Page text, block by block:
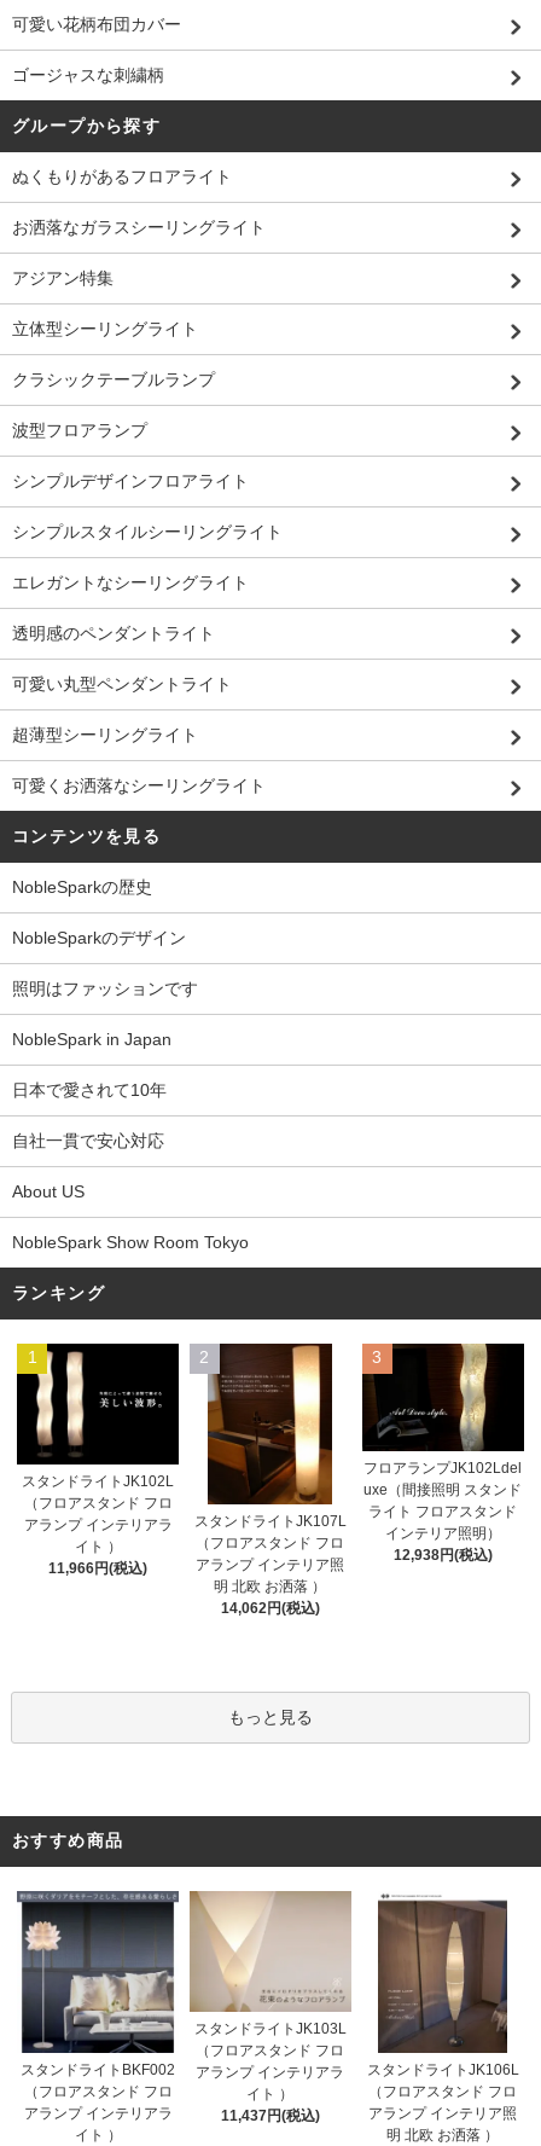
可愛い花柄布団カバー
ゴージャスな刺繍柄
グループから探す
ぬくもりがあるフロアライト
お洒落なガラスシーリングライト
アジアン特集
立体型シーリングライト
クラシックテーブルランプ
波型フロアランプ
シンプルデザインフロアライト
シンプルスタイルシーリングライト
エレガントなシーリングライト
透明感のペンダントライト
可愛い丸型ペンダントライト
超薄型シーリングライト
可愛くお洒落なシーリングライト
コンテンツを見る
NobleSparkの歴史
NobleSparkのデザイン
照明はファッションです
NobleSpark in Japan
日本で愛されて10年
自社一貫で安心対応
About US
NobleSpark Show Room Tokyo
ランキング
1
スタンドライトJK102L
（フロアスタンド フロ
アランプ インテリアラ
イト ）
11,966円(税込)
2
スタンドライトJK107L
（フロアスタンド フロ
アランプ インテリア照
明 北欧 お洒落 ）
14,062円(税込)
3
フロアランプJK102Ldel
uxe（間接照明 スタンド
ライト フロアスタンド
インテリア照明）
12,938円(税込)
もっと見る
おすすめ商品
スタンドライトBKF002
（フロアスタンド フロ
アランプ インテリアラ
イト ）
スタンドライトJK103L
（フロアスタンド フロ
アランプ インテリアラ
イト ）
11,437円(税込)
スタンドライトJK106L
（フロアスタンド フロ
アランプ インテリア照
明 北欧 お洒落 ）